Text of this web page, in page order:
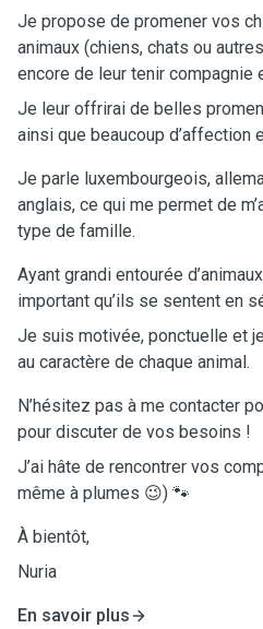
Je propose de promener vos
animaux (chiens, chats ou
encore de leur tenir compagnie
Je leur offrirai de belles
ainsi que beaucoup d’affection
Je parle luxembourgeois,
anglais, ce qui me permet de
type de famille.
Ayant grandi entourée
important qu’ils se sentent en
Je suis motivée, ponctuelle et
au caractère de chaque animal.
N’hésitez pas à me contacter
pour discuter de vos besoins !
J’ai hâte de rencontrer vos
même à plumes 😉) 🐾
À bientôt,
Nuria
En savoir plus